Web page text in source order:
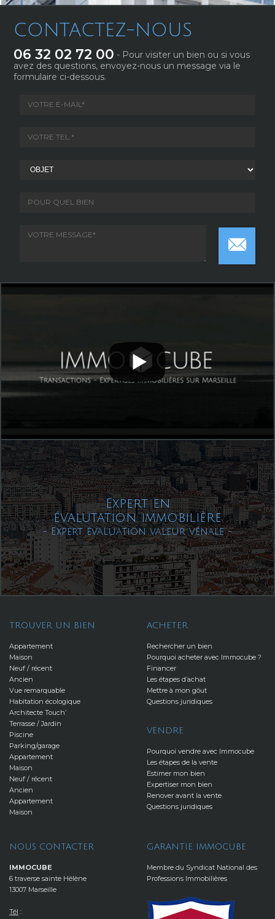
CONTACTEZ-NOUS
06 32 02 72 00 - Pour visiter un bien ou si vous
avez des questions, envoyez-nous un message via le
formulaire ci-dessous.
Expert en
évalutation immobilière
- Expert évaluation valeur vénale -
TROUVER UN BIEN
Appartement
Maison
Neuf / récent
Ancien
Vue remarquable
Habitation écologique
Architecte Touch’
Terrasse / Jardin
Piscine
Parking/garage
Appartement
Maison
Neuf / récent
Ancien
Appartement
Maison
ACHETER
Rechercher un bien
Pourquoi acheter avec Immocube ?
Financer
Les étapes d’achat
Mettre à mon gôut
Questions juridiques
VENDRE
Pourquoi vendre avec Immocube
Les étapes de la vente
Estimer mon bien
Expertiser mon bien
Renover avant la vente
Questions juridiques
NOUS CONTACTER
IMMOCUBE
6 traverse sainte Hélène
13007 Marseille
Tél :
GARANTIE IMMOCUBE
Membre du Syndicat National des
Professions Immobilières